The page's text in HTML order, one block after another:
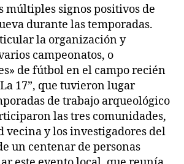
múltiples signos positivos de
durante las temporadas.
la organización y
campeonatos, o
de fútbol en el campo recién
17”, que tuvieron lugar
de trabajo arqueológico
las tres comunidades,
vecina y los investigadores del
un centenar de personas